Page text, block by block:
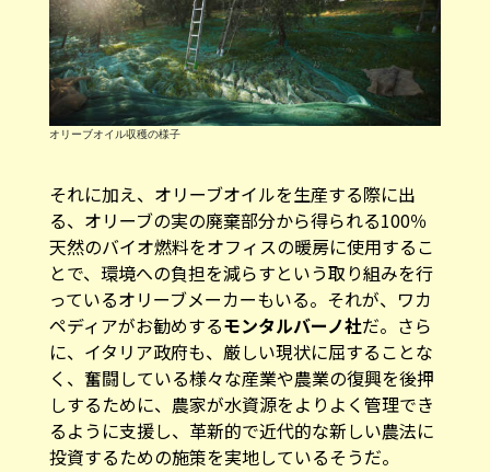
オリーブオイル収穫の様子
それに加え、オリーブオイルを生産する際に出
る、オリーブの実の廃棄部分から得られる100％
天然のバイオ燃料をオフィスの暖房に使用するこ
とで、環境への負担を減らすという取り組みを行
っているオリーブメーカーもいる。それが、ワカ
ペディアがお勧めするモンタルバーノ社だ。さら
に、イタリア政府も、厳しい現状に屈することな
く、奮闘している様々な産業や農業の復興を後押
しするために、農家が水資源をよりよく管理でき
るように支援し、革新的で近代的な新しい農法に
投資するための施策を実地しているそうだ。